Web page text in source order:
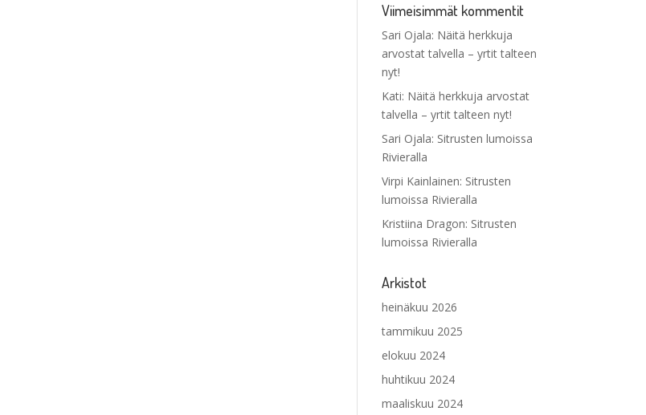
Viimeisimmät kommentit
Sari Ojala: Näitä herkkuja
arvostat talvella – yrtit talteen
nyt!
Kati: Näitä herkkuja arvostat
talvella – yrtit talteen nyt!
Sari Ojala: Sitrusten lumoissa
Rivieralla
Virpi Kainlainen: Sitrusten
lumoissa Rivieralla
Kristiina Dragon: Sitrusten
lumoissa Rivieralla
Arkistot
heinäkuu 2026
tammikuu 2025
elokuu 2024
huhtikuu 2024
maaliskuu 2024